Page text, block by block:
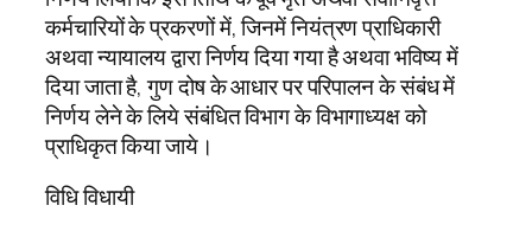
कर्मचारियों के प्रकरणों में, जिनमें नियंत्रण प्राधिकारी
अथवा न्यायालय द्वारा निर्णय दिया गया है अथवा भविष्य में
दिया जाता है, गुण दोष के आधार पर परिपालन के संबंध में
निर्णय लेने के लिये संबंधित विभाग के विभागाध्यक्ष को
प्राधिकृत किया जाये।
विधि विधायी